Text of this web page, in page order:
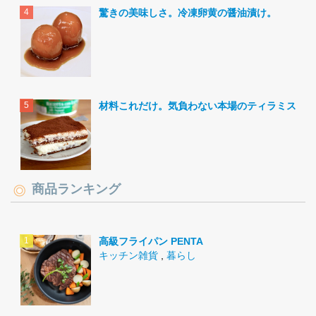
驚きの美味しさ。冷凍卵黄の醤油漬け。
材料これだけ。気負わない本場のティラミス。
商品ランキング
高級フライパン PENTA
キッチン雑貨
暮らし